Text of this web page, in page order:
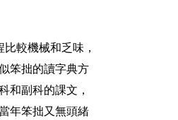
較機械和乏味，
笨拙的讀字典方
和副科的課文，
年笨拙又無頭緒